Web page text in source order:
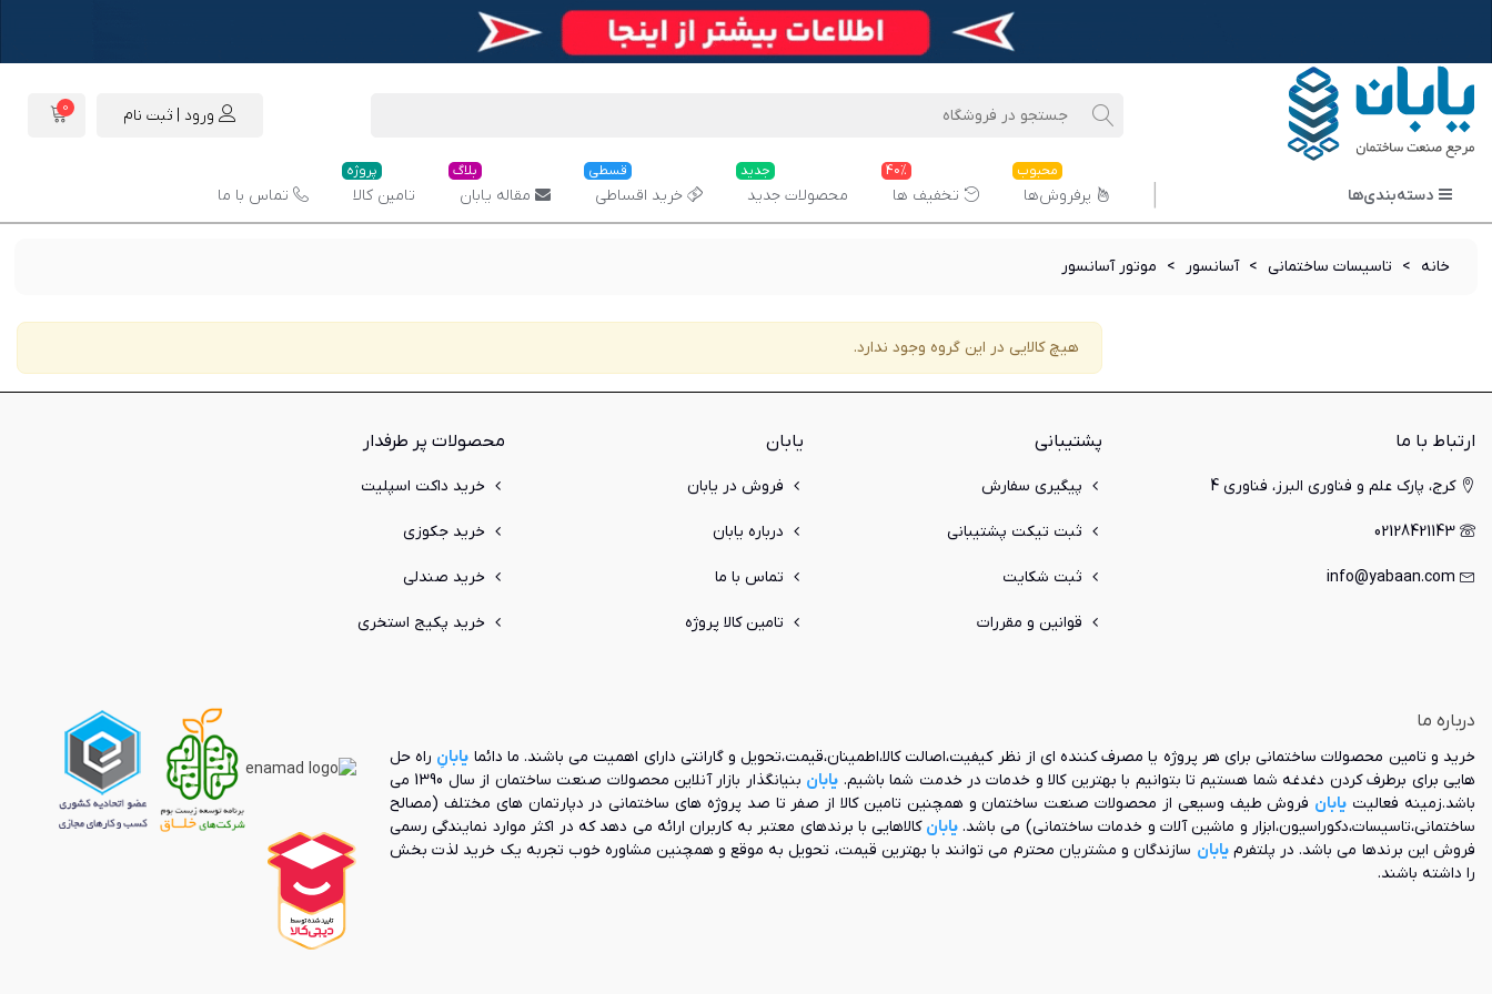
ورود | ثبت نام 0
دسته‌بندی‌ها پرفروش‌ها
محبوب
تخفیف ها
40%
محصولات جدید
جدید
خرید اقساطی
قسطی
مقاله یابان
بلاگ
تامین کالا
پروژه
تماس با ما
خانه > تاسیسات ساختمانی > آسانسور > موتور آسانسور
هیچ کالایی در این گروه وجود ندارد.
ارتباط با ما
کرج، پارک علم و فناوری البرز، فناوری 4
02128421143
info@yabaan.com
پشتیبانی
پیگیری سفارش
ثبت تیکت پشتیبانی
ثبت شکایت
قوانین و مقررات
یابان
فروش در یابان
درباره یابان
تماس با ما
تامین کالا پروژه
محصولات پر طرفدار
خرید داکت اسپلیت
خرید جکوزی
خرید صندلی
خرید پکیج استخری
درباره ما
خرید و تامین محصولات ساختمانی برای هر پروژه یا مصرف کننده ای از نظر کیفیت،اصالت کالا،اطمینان،قیمت،تحویل و گارانتی دارای اهمیت می باشند. ما دائما یابانِ راه حل
هایی برای برطرف کردن دغدغه شما هستیم تا بتوانیم با بهترین کالا و خدمات در خدمت شما باشیم. یابان
بنیانگذار بازار آنلاین محصولات صنعت ساختمان از سال 1390 می
باشد.زمینه فعالیت یابان فروش طیف وسیعی از محصولات صنعت ساختمان و همچنین تامین کالا از صفر تا صد پروژه های ساختمانی در دپارتمان های مختلف (مصالح
ساختمانی،تاسیسات،دکوراسیون،ابزار و ماشین آلات و خدمات ساختمانی) می باشد.یابان کالاهایی با برندهای معتبر به کاربران ارائه می دهد که در اکثر موارد نمایندگی رسمی
فروش این برندها می باشد. در پلتفرمیابان سازندگان و مشتریان محترم می توانند با بهترین قیمت، تحویل به موقع و همچنین مشاوره خوب تجربه یک خرید لذت بخش
را داشته باشند.